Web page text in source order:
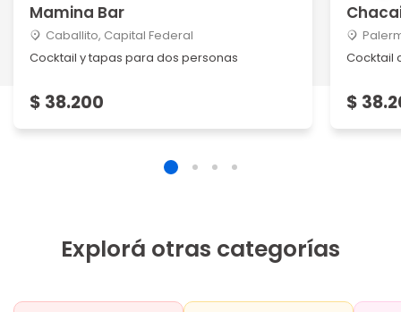
Mamina Bar
Caballito, Capital Federal
Cocktail y tapas para dos personas
$ 38.200
Cocktail
$
Explorá otras categorías